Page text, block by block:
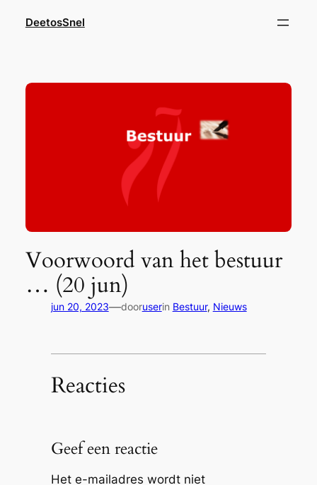
DeetosSnel
Voorwoord van het bestuur
… (20 jun)
jun 20, 2023—dooruserin Bestuur, Nieuws
Reacties
Geef een reactie
Het e-mailadres wordt niet